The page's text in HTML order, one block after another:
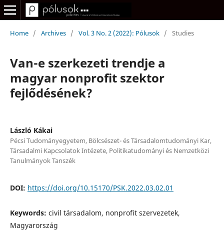
Home / Archives / Vol. 3 No. 2 (2022): Pólusok / Studies
Van-e szerkezeti trendje a
magyar nonprofit szektor
fejlődésének?
László Kákai
Pécsi Tudományegyetem, Bölcsészet- és Társadalomtudományi Kar,
Társadalmi Kapcsolatok Intézete, Politikatudományi és Nemzetközi
Tanulmányok Tanszék
DOI: https://doi.org/10.15170/PSK.2022.03.02.01
Keywords: civil társadalom, nonprofit szervezetek,
Magyarország